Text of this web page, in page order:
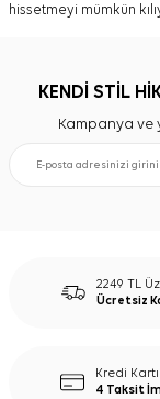
hissetmeyi mümkün
KENDİ STİL
Kampanya ve
2249 TL
Ücretsiz
Kredi
4 Taksit